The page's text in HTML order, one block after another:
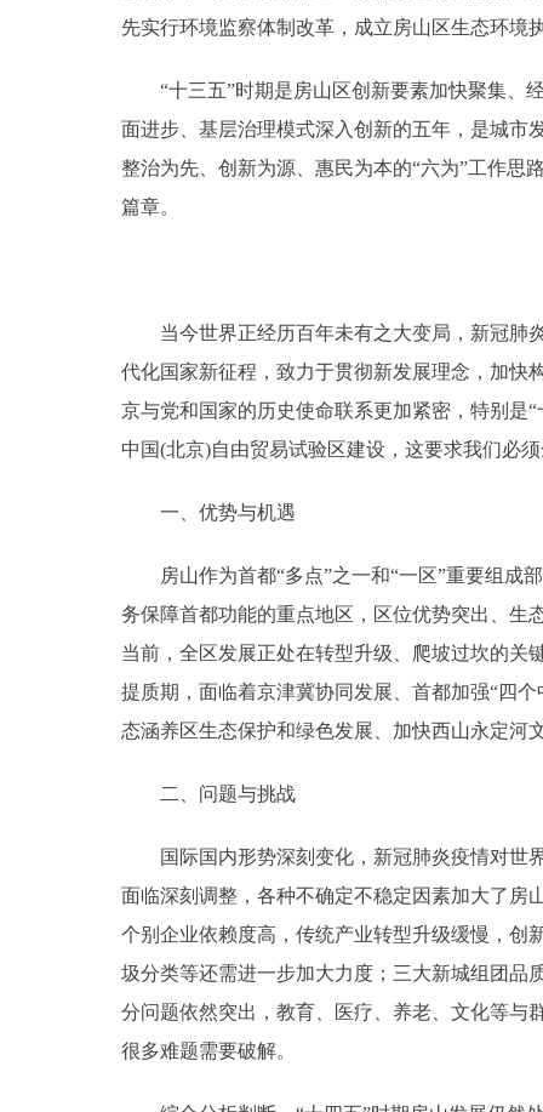
先实行环境监察体制改革，成立房山区生态环境
“十三五”时期是房山区创新要素加快聚集、经
面进步、基层治理模式深入创新的五年，是城市
整治为先、创新为源、惠民为本的“六为”工作思
篇章。
当今世界正经历百年未有之大变局，新冠肺炎
代化国家新征程，致力于贯彻新发展理念，加快
京与党和国家的历史使命联系更加紧密，特别是
中国(北京)自由贸易试验区建设，这要求我们必
一、优势与机遇
房山作为首都“多点”之一和“一区”重要组成部
务保障首都功能的重点地区，区位优势突出、生
当前，全区发展正处在转型升级、爬坡过坎的关
提质期，面临着京津冀协同发展、首都加强“四
态涵养区生态保护和绿色发展、加快西山永定河
二、问题与挑战
国际国内形势深刻变化，新冠肺炎疫情对世界
面临深刻调整，各种不确定不稳定因素加大了房
个别企业依赖度高，传统产业转型升级缓慢，创
圾分类等还需进一步加大力度；三大新城组团品
分问题依然突出，教育、医疗、养老、文化等与
很多难题需要破解。